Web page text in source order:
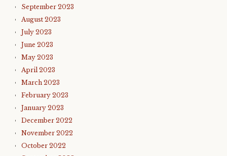
September 2023
August 2023
July 2023
June 2023
May 2023
April 2023
March 2023
February 2023
January 2023
December 2022
November 2022
October 2022